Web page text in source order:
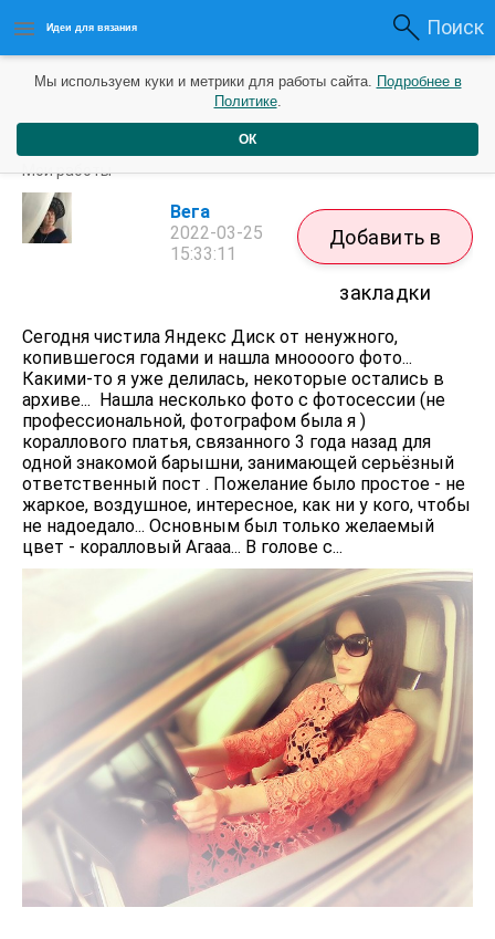
Идеи для вязания Поиск
Мои работы
Вега
2022-03-25
15:33:11
Добавить в
закладки
Сегодня чистила Яндекс Диск от ненужного,
копившегося годами и нашла мноооого фото...
Какими-то я уже делилась, некоторые остались в
архиве... Нашла несколько фото с фотосессии (не
профессиональной, фотографом была я )
кораллового платья, связанного 3 года назад для
одной знакомой барышни, занимающей серьёзный
ответственный пост . Пожелание было простое - не
жаркое, воздушное, интересное, как ни у кого, чтобы
не надоедало... Основным был только желаемый
цвет - коралловый Агааа... В голове с...
Мы используем куки и метрики для работы сайта. Подробнее в
Политике.
ОК